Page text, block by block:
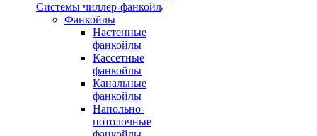
Системы чиллер-фанкойл
Фанкойлы
Настенные
фанкойлы
Кассетные
фанкойлы
Канальные
фанкойлы
Напольно-
потолочные